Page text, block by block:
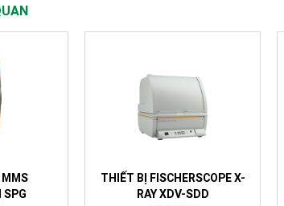
SPG
THIẾT BỊ FISCHERSCOPE X-
RAY XDV-SDD